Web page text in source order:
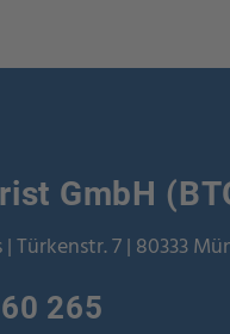
GmbH
Türkenstr. 7 | 80333
265